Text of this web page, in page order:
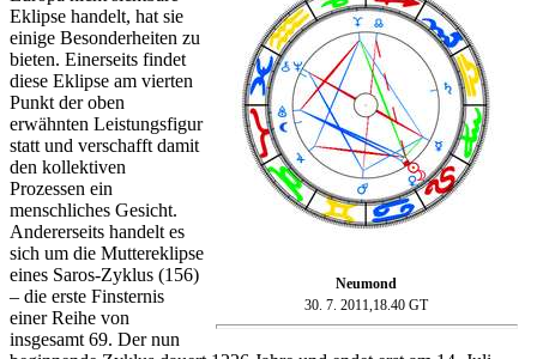
Neumond
30. 7. 2011,18.40 GT
Eklipse handelt, hat sie
einige Besonderheiten zu
bieten. Einerseits findet
diese Eklipse am vierten
Punkt der oben
erwähnten Leistungsfigur
statt und verschafft damit
den kollektiven
Prozessen ein
menschliches Gesicht.
Andererseits handelt es
sich um die Muttereklipse
eines Saros-Zyklus (156)
– die erste Finsternis
einer Reihe von
insgesamt 69. Der nun